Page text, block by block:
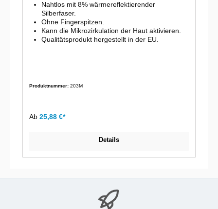
Nahtlos mit 8% wärmereflektierender
Silberfaser.
Ohne Fingerspitzen.
Kann die Mikrozirkulation der Haut aktivieren.
Qualitätsprodukt hergestellt in der EU.
Produktnummer: 203M
Ab 25,88 €*
Details